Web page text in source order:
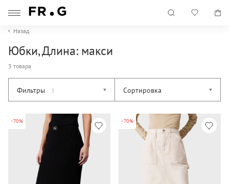
Назад
Юбки, Длина: макси
3 товара
Фильтры 3 Сортировка
-70% -70%